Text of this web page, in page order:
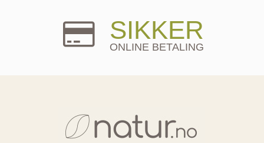
SIKKER
ONLINE BETALING